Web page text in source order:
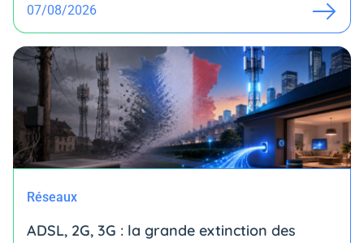
07/08/2026
Réseaux
ADSL, 2G, 3G : la grande extinction des